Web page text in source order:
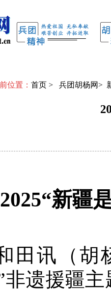
位置： 首页 > 兵团胡杨网>
2025“新疆
田讯（胡
非遗援疆